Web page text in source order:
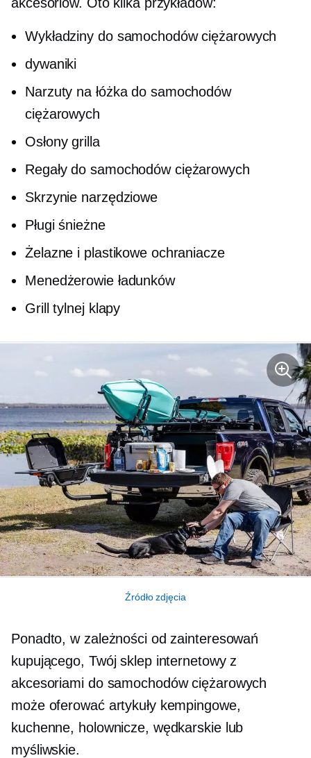
Wykładziny do samochodów ciężarowych
dywaniki
Narzuty na łóżka do samochodów
ciężarowych
Osłony grilla
Regały do ​​samochodów ciężarowych
Skrzynie narzędziowe
Pługi śnieżne
Żelazne i plastikowe ochraniacze
Menedżerowie ładunków
Grill tylnej klapy
Źródło zdjęcia
Ponadto, w zależności od zainteresowań
kupującego, Twój sklep internetowy z
akcesoriami do samochodów ciężarowych
może oferować artykuły kempingowe,
kuchenne, holownicze, wędkarskie lub
myśliwskie.